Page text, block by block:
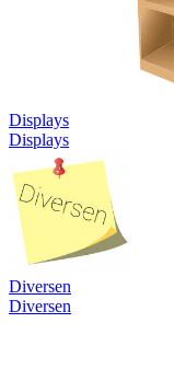
Displays
Displays
Diversen
Diversen